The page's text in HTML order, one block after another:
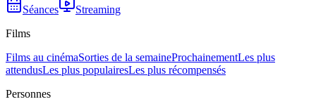
Séances
Streaming
Films
Films au cinémaSorties de la semaineProchainementLes plus
attendusLes plus populairesLes plus récompensés
Personnes